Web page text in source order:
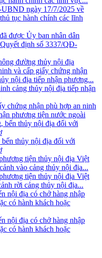
ngày 17/7/2025 về
tục hành chính các lĩnh
được Ủy ban nhân dân
định số 3337/QĐ-
đường thủy nội địa
và cấp giấy chứng nhận
nội địa tiếp nhận phương...
cảng thủy nội địa tiếp nhận
chứng nhận phù hợp an ninh
phương tiện nước ngoài
bến thủy nội địa đối với
thủy nội địa đối với
tiện thủy nội địa Việt
vào cảng thủy nội địa...
tiện thủy nội địa Việt
rời cảng thủy nội địa...
nội địa có chở hàng nhập
có hành khách hoặc
nội địa có chở hàng nhập
có hành khách hoặc